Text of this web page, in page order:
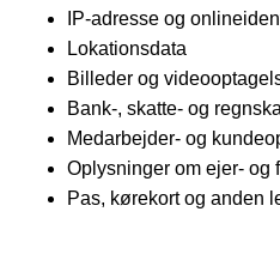
IP-adresse og
Lokationsdata
Billeder og
Bank-, skatte- og
Medarbejder- og
Oplysninger om ejer- og
Pas, kørekort og anden